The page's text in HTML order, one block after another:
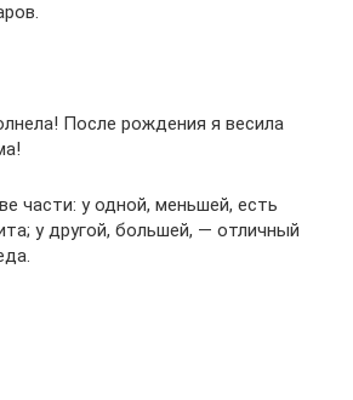
После рождения я весила
части: у одной, меньшей, есть
у другой, большей, — отличный